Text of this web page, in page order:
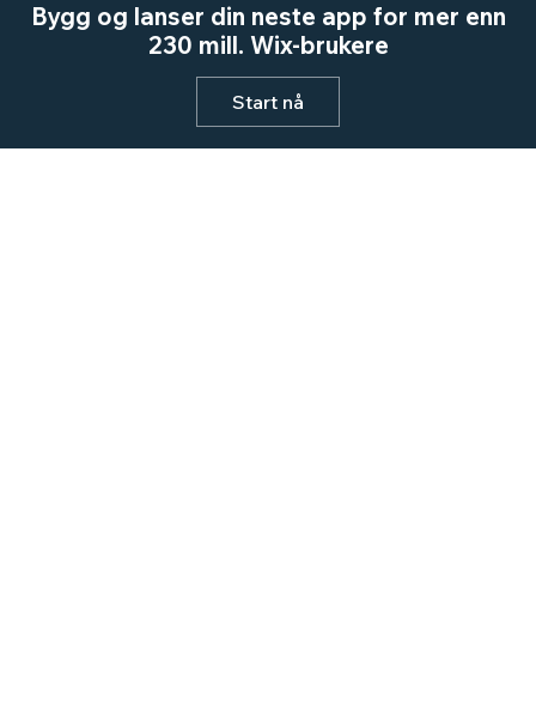
Bygg og lanser din neste app for mer enn
230 mill. Wix-brukere
Start nå